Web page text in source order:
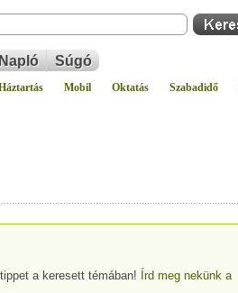
Napló Súgó
Mobil Oktatás Szabadidő
a keresett témában! Írd meg nekünk a